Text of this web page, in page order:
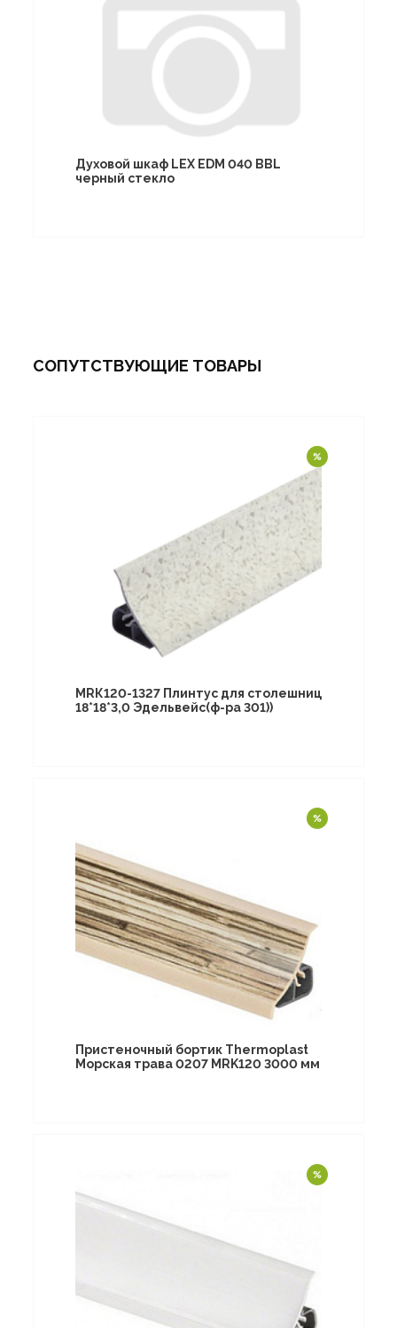
Духовой шкаф LEX EDM 040 BBL
черный стекло
СОПУТСТВУЮЩИЕ ТОВАРЫ
МRК120-1327 Плинтус для столешниц
18*18*3,0 Эдельвейс(ф-ра 301))
Пристеночный бортик Thermoplast
Морская трава 0207 MRK120 3000 мм